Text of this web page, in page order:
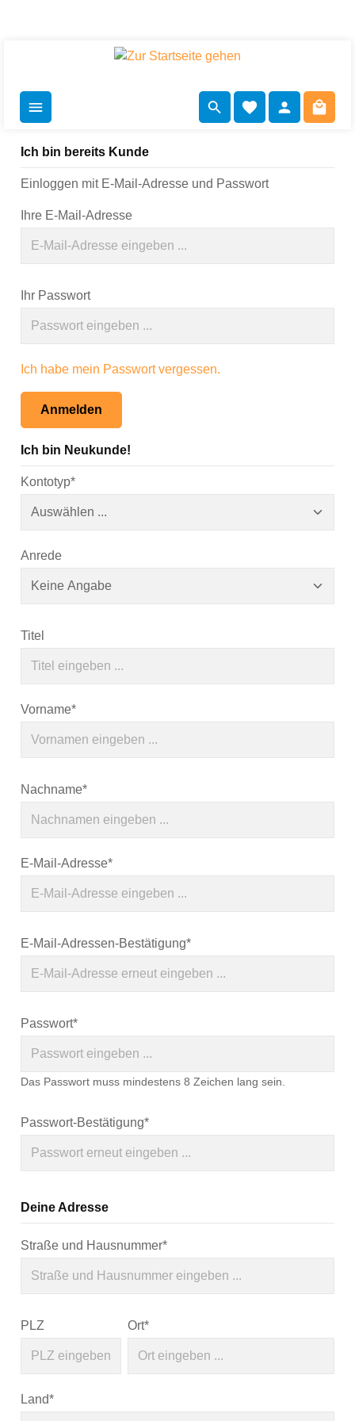
Ich bin bereits Kunde
Einloggen mit E-Mail-Adresse und Passwort
Ihre E-Mail-Adresse
Ihr Passwort
Ich habe mein Passwort vergessen.
Anmelden
Ich bin Neukunde!
Persönliche Informationen
Kontotyp*
Anrede
Titel
Vorname*
Nachname*
E-Mail-Adresse*
E-Mail-Adressen-Bestätigung*
Passwort*
Das Passwort muss mindestens 8 Zeichen lang sein.
Passwort-Bestätigung*
Deine Adresse
Straße und Hausnummer*
PLZ Ort*
Land*